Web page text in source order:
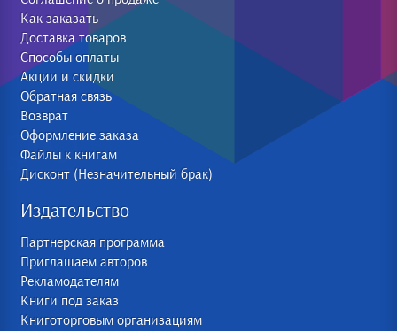
Как заказать
Доставка товаров
Способы оплаты
Акции и скидки
Обратная связь
Возврат
Оформление заказа
Файлы к книгам
Дисконт (Незначительный брак)
Издательство
Партнерская программа
Приглашаем авторов
Рекламодателям
Книги под заказ
Книготорговым организациям